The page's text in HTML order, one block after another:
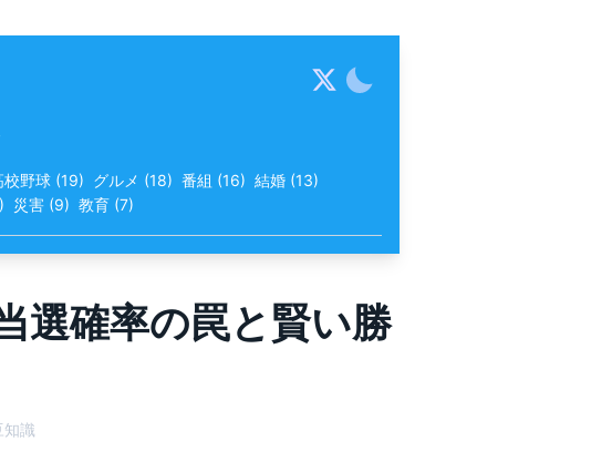
校野球 (19) グルメ (18) 番組 (16) 結婚 (13)
) 災害 (9) 教育 (7)
選確率の罠と賢い勝
知識